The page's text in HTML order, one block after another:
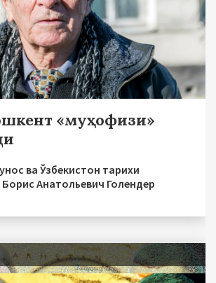
«муҳофизи»
ва Ўзбекистон тарихи
Анатольевич Голендер